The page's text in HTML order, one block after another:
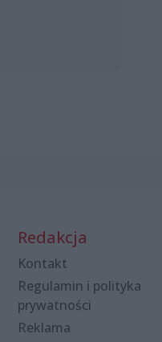
Redakcja
Kontakt
Regulamin i polityka
prywatności
Reklama